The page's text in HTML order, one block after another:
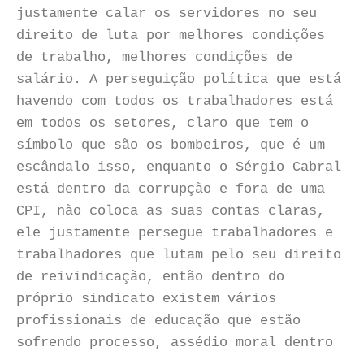
justamente calar os servidores no seu
direito de luta por melhores condições
de trabalho, melhores condições de
salário. A perseguição política que está
havendo com todos os trabalhadores está
em todos os setores, claro que tem o
símbolo que são os bombeiros, que é um
escândalo isso, enquanto o Sérgio Cabral
está dentro da corrupção e fora de uma
CPI, não coloca as suas contas claras,
ele justamente persegue trabalhadores e
trabalhadores que lutam pelo seu direito
de reivindicação, então dentro do
próprio sindicato existem vários
profissionais de educação que estão
sofrendo processo, assédio moral dentro